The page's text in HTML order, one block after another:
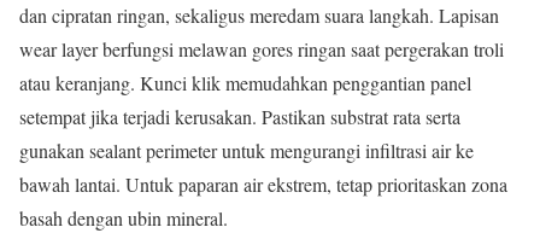
dan cipratan ringan, sekaligus meredam suara langkah. Lapisan
wear layer berfungsi melawan gores ringan saat pergerakan troli
atau keranjang. Kunci klik memudahkan penggantian panel
setempat jika terjadi kerusakan. Pastikan substrat rata serta
gunakan sealant perimeter untuk mengurangi infiltrasi air ke
bawah lantai. Untuk paparan air ekstrem, tetap prioritaskan zona
basah dengan ubin mineral.